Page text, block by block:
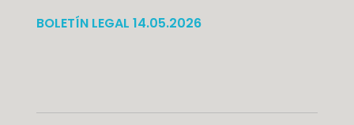
BOLETÍN LEGAL 14.05.2026